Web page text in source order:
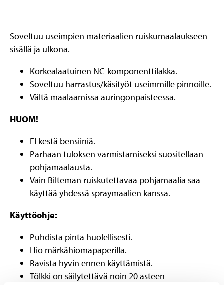
Soveltuu useimpien materiaalien ruiskumaalaukseen
sisällä ja ulkona.
Korkealaatuinen NC-komponenttilakka.
Soveltuu harrastus/käsityöt useimmille pinnoille.
Vältä maalaamissa auringonpaisteessa.
HUOM!
EI kestä bensiiniä.
Parhaan tuloksen varmistamiseksi suositellaan
pohjamaalausta.
Vain Bilteman ruiskutettavaa pohjamaalia saa
käyttää yhdessä spraymaalien kanssa.
Käyttöohje:
Puhdista pinta huolellisesti.
Hio märkähiomapaperilla.
Ravista hyvin ennen käyttämistä.
Tölkki on säilytettävä noin 20 asteen